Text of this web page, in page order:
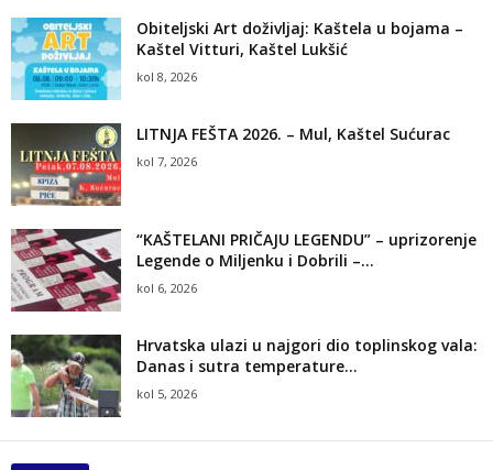
Obiteljski Art doživljaj: Kaštela u bojama –
Kaštel Vitturi, Kaštel Lukšić
kol 8, 2026
LITNJA FEŠTA 2026. – Mul, Kaštel Sućurac
kol 7, 2026
“KAŠTELANI PRIČAJU LEGENDU” – uprizorenje
Legende o Miljenku i Dobrili –...
kol 6, 2026
Hrvatska ulazi u najgori dio toplinskog vala:
Danas i sutra temperature...
kol 5, 2026